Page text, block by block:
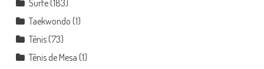
Surfe(183)
Taekwondo (1)
Tênis(73)
Tênis de Mesa (1)